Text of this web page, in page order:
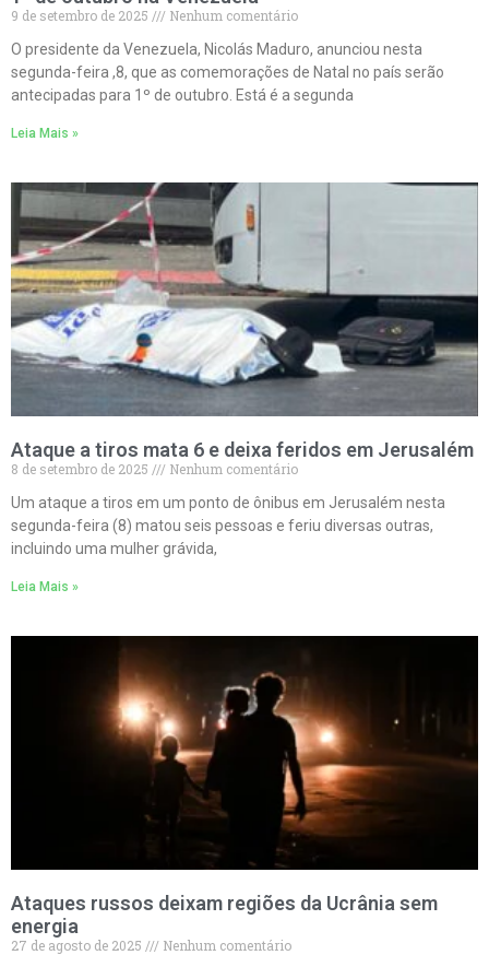
9 de setembro de 2025
Nenhum comentário
O presidente da Venezuela, Nicolás Maduro, anunciou nesta
segunda-feira ,8, que as comemorações de Natal no país serão
antecipadas para 1º de outubro. Está é a segunda
Leia Mais »
Ataque a tiros mata 6 e deixa feridos em Jerusalém
8 de setembro de 2025
Nenhum comentário
Um ataque a tiros em um ponto de ônibus em Jerusalém nesta
segunda-feira (8) matou seis pessoas e feriu diversas outras,
incluindo uma mulher grávida,
Leia Mais »
Ataques russos deixam regiões da Ucrânia sem
energia
27 de agosto de 2025
Nenhum comentário